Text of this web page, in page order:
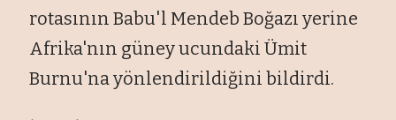
rotasının Babu'l Mendeb Boğazı yerine
Afrika'nın güney ucundaki Ümit
Burnu'na yönlendirildiğini bildirdi.